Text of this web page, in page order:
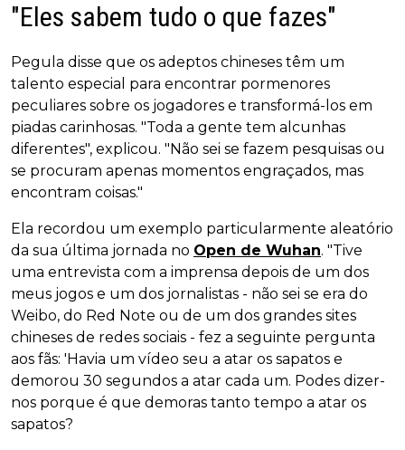
"Eles sabem tudo o que fazes"
Pegula disse que os adeptos chineses têm um
talento especial para encontrar pormenores
peculiares sobre os jogadores e transformá-los em
piadas carinhosas. "Toda a gente tem alcunhas
diferentes", explicou. "Não sei se fazem pesquisas ou
se procuram apenas momentos engraçados, mas
encontram coisas."
Ela recordou um exemplo particularmente aleatório
da sua última jornada no Open de Wuhan. "Tive
uma entrevista com a imprensa depois de um dos
meus jogos e um dos jornalistas - não sei se era do
Weibo, do Red Note ou de um dos grandes sites
chineses de redes sociais - fez a seguinte pergunta
aos fãs: 'Havia um vídeo seu a atar os sapatos e
demorou 30 segundos a atar cada um. Podes dizer-
nos porque é que demoras tanto tempo a atar os
sapatos?